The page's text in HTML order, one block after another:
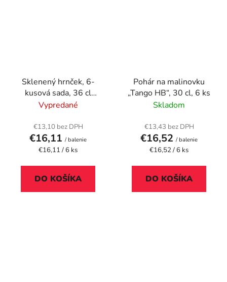
Sklenený hrnček, 6-
kusová sada, 36 cl
"TeaTime"
Vypredané
€13,10 bez DPH
€16,11 / balenie
Jednotková
€16,11 / 6 ks
DO KOŠÍKA
Pohár na malinovku
„Tango HB“, 30 cl, 6 ks
Skladom
€13,43 bez DPH
€16,52 / balenie
Jednotková
€16,52 / 6 ks
DO KOŠÍKA